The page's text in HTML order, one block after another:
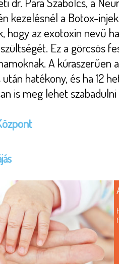
kezelésnél a Botox-
hogy az exotoxin nevű
Ez a görcsös
A kúraszerűen
hatékony, és ha 12
is meg lehet